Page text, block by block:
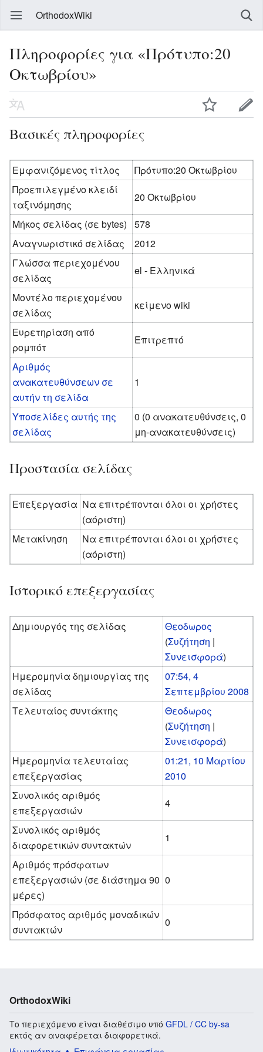
OrthodoxWiki
Πληροφορίες για «Πρότυπο:20
Οκτωβρίου»
Βασικές πληροφορίες
Εμφανιζόμενος τίτλος
Πρότυπο:20 Οκτωβρίου
Προεπιλεγμένο κλειδί
ταξινόμησης
20 Οκτωβρίου
Μήκος σελίδας (σε bytes)
578
Αναγνωριστικό σελίδας
2012
Γλώσσα περιεχομένου
σελίδας
el - Ελληνικά
Μοντέλο περιεχομένου
σελίδας
κείμενο wiki
Ευρετηρίαση από
ρομπότ
Επιτρεπτό
Αριθμός
ανακατευθύνσεων σε
αυτήν τη σελίδα
1
Υποσελίδες αυτής της
σελίδας
0 (0 ανακατευθύνσεις, 0
μη-ανακατευθύνσεις)
Προστασία σελίδας
Επεξεργασία Να επιτρέπονται όλοι οι χρήστες
(αόριστη)
Μετακίνηση
Να επιτρέπονται όλοι οι χρήστες
(αόριστη)
Ιστορικό επεξεργασίας
Δημιουργός της σελίδας
Θεοδωρος
(Συζήτηση |
Συνεισφορά)
Ημερομηνία δημιουργίας της
σελίδας
07:54, 4
Σεπτεμβρίου 2008
Τελευταίος συντάκτης
Θεοδωρος
(Συζήτηση |
Συνεισφορά)
Ημερομηνία τελευταίας
επεξεργασίας
01:21, 10 Μαρτίου
2010
Συνολικός αριθμός
επεξεργασιών
4
Συνολικός αριθμός
διαφορετικών συντακτών
1
Αριθμός πρόσφατων
επεξεργασιών (σε διάστημα 90
μέρες)
0
Πρόσφατος αριθμός μοναδικών
συντακτών
0
OrthodoxWiki
Το περιεχόμενο είναι διαθέσιμο υπό GFDL / CC by-sa
εκτός αν αναφέρεται διαφορετικά.